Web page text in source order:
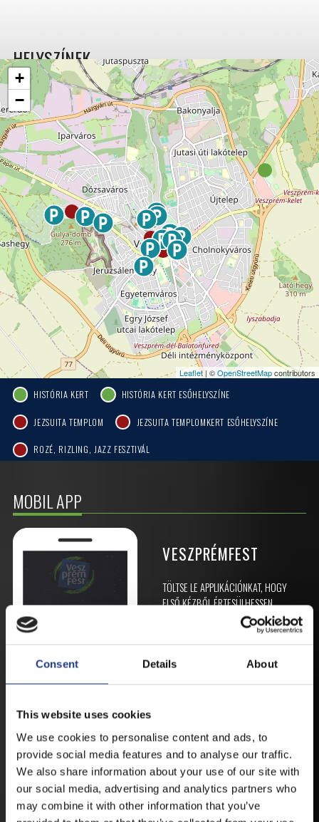
Consent Details About
This website uses cookies
We use cookies to personalise content and ads, to
provide social media features and to analyse our traffic.
We also share information about your use of our site with
our social media, advertising and analytics partners who
may combine it with other information that you’ve
+
−
Leaflet| ©OpenStreetMapcontributors
HELYSZÍNEK
HISTÓRIA KERT HISTÓRIA KERT ESŐHELYSZÍNE
JEZSUITA TEMPLOM JEZSUITA TEMPLOMKERT ESŐHELYSZÍNE
ROZÉ, RIZLING, JAZZ FESZTIVÁL
MOBIL APP
VESZPRÉMFEST
TÖLTSE LE APPLIKÁCIÓNKAT, HOGY
ELSŐ KÉZBŐL ÉRTESÜLHESSEN
LEGFRISSEBB HÍREINKRŐL,
FELLÉPŐKRŐL, ESŐ ESETÉN
ANDROID
IOS